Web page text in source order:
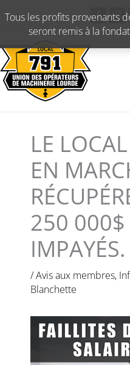
Tous les profits provenants
seront remis à la
au
contenu
LE
EN
250 000$
IMPAYÉS.
/Avis aux membres,
Blanchette